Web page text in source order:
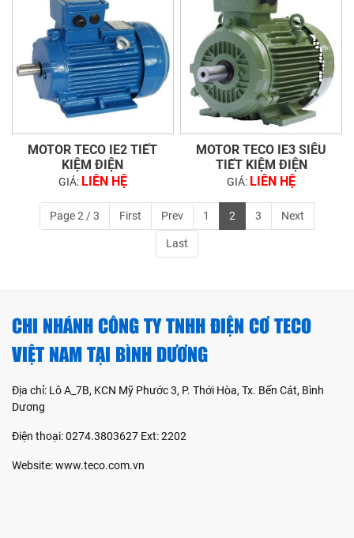
MOTOR TECO IE2 TIẾT
KIỆM ĐIỆN
GIÁ: LIÊN HỆ
MOTOR TECO IE3 SIÊU
TIẾT KIỆM ĐIỆN
GIÁ: LIÊN HỆ
Page 2 / 3 First Prev 1 2 3 Next
Last
CHI NHÁNH CÔNG TY TNHH ĐIỆN CƠ TECO
VIỆT NAM TẠI BÌNH DƯƠNG
Địa chỉ: Lô A_7B, KCN Mỹ Phước 3, P. Thới Hòa, Tx. Bến Cát, Bình
Dương
Điện thoại: 0274.3803627 Ext: 2202
Website: www.teco.com.vn